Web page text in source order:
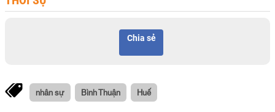
Chia sẻ
nhân sự Bình Thuận Huế